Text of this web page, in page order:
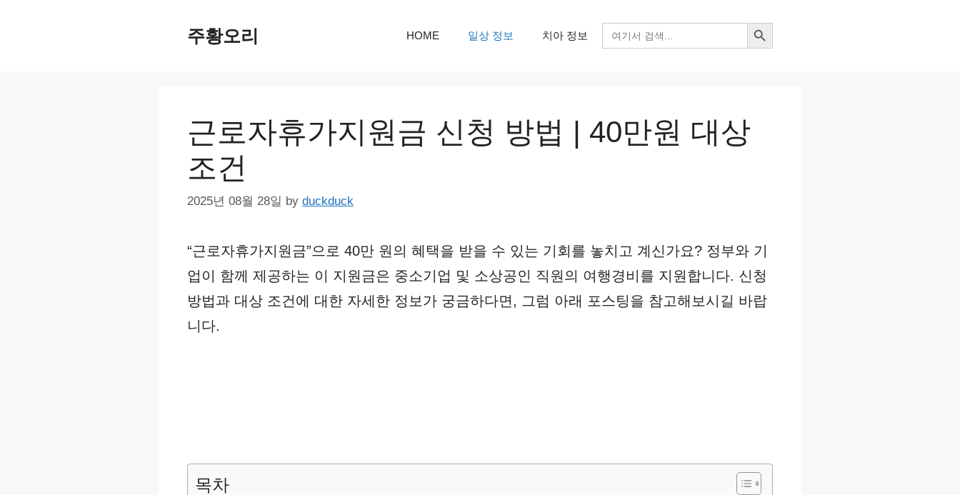
주황오리 HOME 일상 정보 치아 정보
검
색:
검색 버튼
근로자휴가지원금 신청 방법 | 40만원 대상
조건
2025년 08월 28일 by duckduck
“근로자휴가지원금”으로 40만 원의 혜택을 받을 수 있는 기회를 놓치고 계신가요? 정부와 기
업이 함께 제공하는 이 지원금은 중소기업 및 소상공인 직원의 여행경비를 지원합니다. 신청
방법과 대상 조건에 대한 자세한 정보가 궁금하다면, 그럼 아래 포스팅을 참고해보시길 바랍
니다.
목차